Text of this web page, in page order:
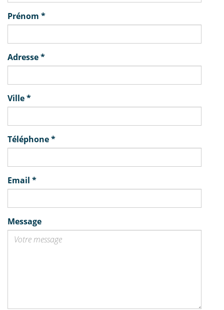
Prénom *
Adresse*
Ville*
Téléphone*
Email *
Message